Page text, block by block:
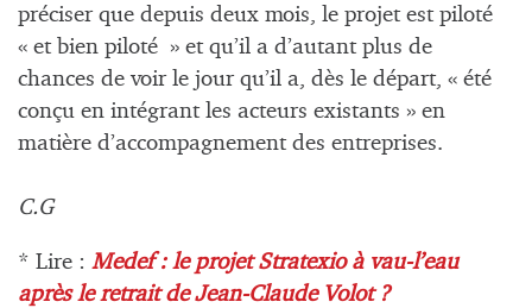
préciser que depuis deux mois, le projet est piloté
« et bien piloté » et qu’il a d’autant plus de
chances de voir le jour qu’il a, dès le départ, « été
conçu en intégrant les acteurs existants » en
matière d’accompagnement des entreprises.
C.G
* Lire : Medef : le projet Stratexio à vau-l’eau
après le retrait de Jean-Claude Volot ?